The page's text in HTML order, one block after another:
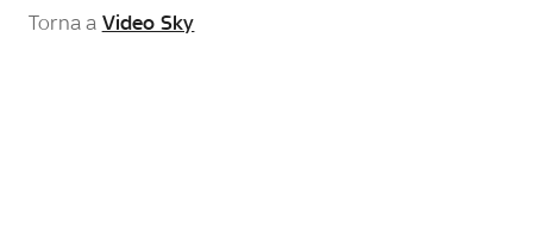
Torna a Video Sky